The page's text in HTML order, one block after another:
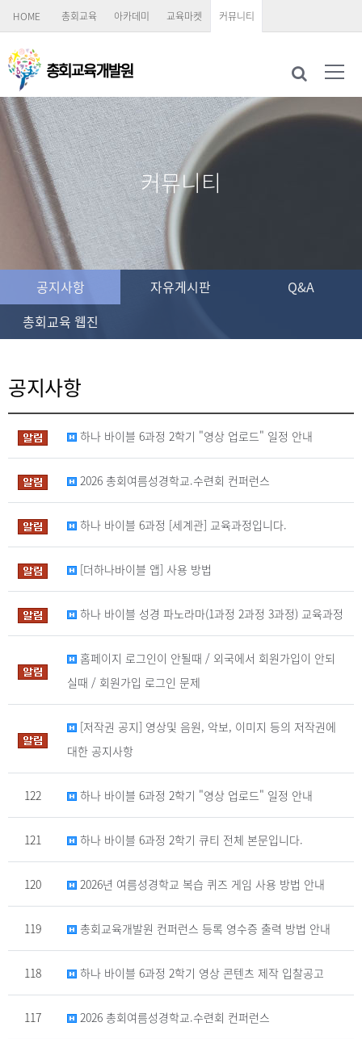
HOME 총회교육 아카데미 교육마켓 커뮤니티
커뮤니티
공지사항 자유게시판
Q&A
총회교육 웹진
공지사항
하나 바이블 6과정 2학기 "영상 업로드" 일정 안내
2026 총회여름성경학교.수련회 컨퍼런스
하나 바이블 6과정 [세계관] 교육과정입니다.
[더하나바이블 앱] 사용 방법
하나 바이블 성경 파노라마(1과정 2과정 3과정) 교육과정
홈페이지 로그인이 안될때 / 외국에서 회원가입이 안되
실때 / 회원가입 로그인 문제
[저작권 공지] 영상및 음원, 악보, 이미지 등의 저작권에
대한 공지사항
122 하나 바이블 6과정 2학기 "영상 업로드" 일정 안내
121 하나 바이블 6과정 2학기 큐티 전체 본문입니다.
120 2026년 여름성경학교 복습 퀴즈 게임 사용 방법 안내
119 총회교육개발원 컨퍼런스 등록 영수증 출력 방법 안내
118 하나 바이블 6과정 2학기 영상 콘텐츠 제작 입찰공고
117 2026 총회여름성경학교.수련회 컨퍼런스